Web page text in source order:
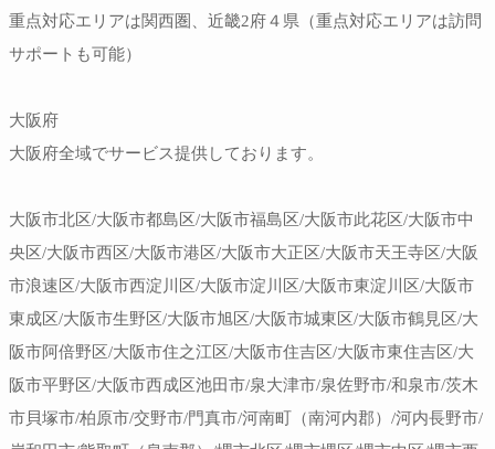
重点対応エリアは関西圏、近畿2府４県（重点対応エリアは訪問
サポートも可能）
大阪府
大阪府全域でサービス提供しております。
大阪市北区/大阪市都島区/大阪市福島区/大阪市此花区/大阪市中
央区/大阪市西区/大阪市港区/大阪市大正区/大阪市天王寺区/大阪
市浪速区/大阪市西淀川区/大阪市淀川区/大阪市東淀川区/大阪市
東成区/大阪市生野区/大阪市旭区/大阪市城東区/大阪市鶴見区/大
阪市阿倍野区/大阪市住之江区/大阪市住吉区/大阪市東住吉区/大
阪市平野区/大阪市西成区池田市/泉大津市/泉佐野市/和泉市/茨木
市貝塚市/柏原市/交野市/門真市/河南町（南河内郡）/河内長野市/